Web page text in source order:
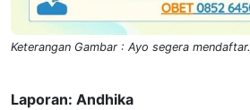
Keterangan Gambar : Ayo segera mendaftar.
Laporan: Andhika